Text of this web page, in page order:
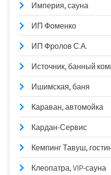
Империя, сауна
ИП Фоменко
ИП Фролов С.А.
Источник, банный
Ишимская, баня
Караван, автомойка
Кардан-Сервис
Кемпинг Тавуш,
Клеопатра, VIP-сауна